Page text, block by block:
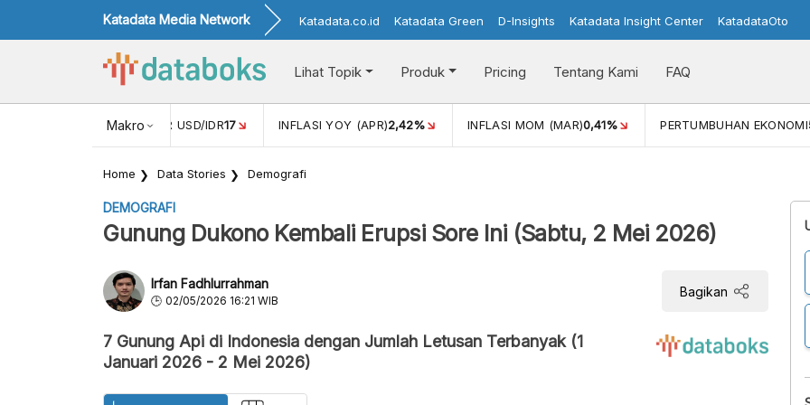
Katadata Media Network Katadata.co.id Katadata Green D-Insights Katadata Insight Center KatadataOto
Lihat Topik Produk Pricing Tentang Kami FAQ
Makro
NILAI TUKAR USD/IDR17 INFLASI YOY (APR)2,42% INFLASI MOM (MAR)0,41% PERTUMBUHAN EKONOMI
Home Data Stories Demografi
DEMOGRAFI
Gunung Dukono Kembali Erupsi Sore Ini (Sabtu, 2 Mei 2026)
Irfan Fadhlurrahman
02/05/2026 16:21 WIB
Bagikan
7 Gunung Api di Indonesia dengan Jumlah Letusan Terbanyak (1
Januari 2026 - 2 Mei 2026)